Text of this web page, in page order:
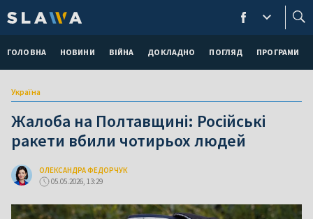
ГОЛОВНА НОВИНИ ВІЙНА ДОКЛАДНО ПОГЛЯД ПРОГРАМИ
Україна
Жалоба на Полтавщині: Російські
ракети вбили чотирьох людей
ОЛЕКСАНДРА ФЕДОРЧУК
05.05.2026, 13:29